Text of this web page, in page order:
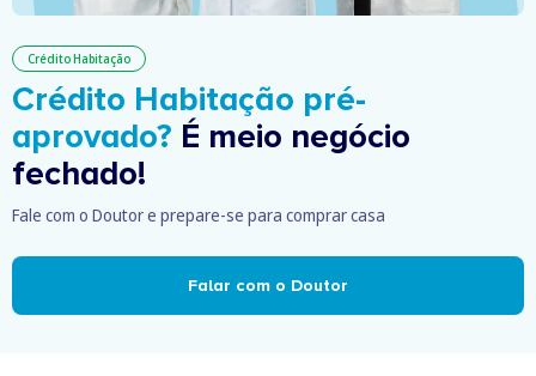
Crédito Habitação
Crédito Habitação pré-
aprovado? É meio negócio
fechado!
Fale com o Doutor e prepare-se para comprar casa
Falar com o Doutor